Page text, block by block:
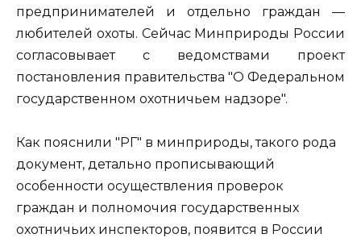
предпринимателей и отдельно граждан —
любителей охоты. Сейчас Минприроды России
согласовывает с ведомствами проект
постановления правительства "О Федеральном
государственном охотничьем надзоре".
Как пояснили "РГ" в минприроды, такого рода
документ, детально прописывающий
особенности осуществления проверок
граждан и полномочия государственных
охотничьих инспекторов, появится в России